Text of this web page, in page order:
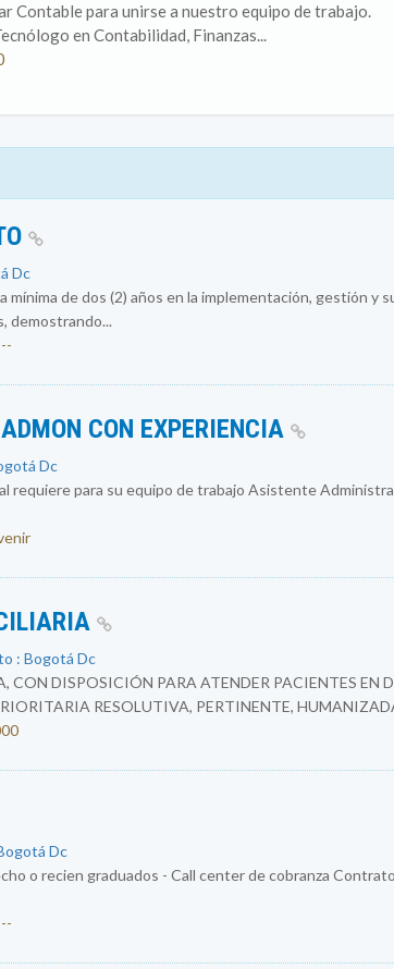
Contable para unirse a nuestro equipo de trabajo.
en Contabilidad, Finanzas...
Dc
de dos (2) años en la implementación, gestión y
demostrando...
CON EXPERIENCIA
Dc
para su equipo de trabajo Asistente
: Bogotá Dc
CON DISPOSICIÓN PARA ATENDER PACIENTES EN
RESOLUTIVA, PERTINENTE,
Dc
o recien graduados - Call center de cobranza